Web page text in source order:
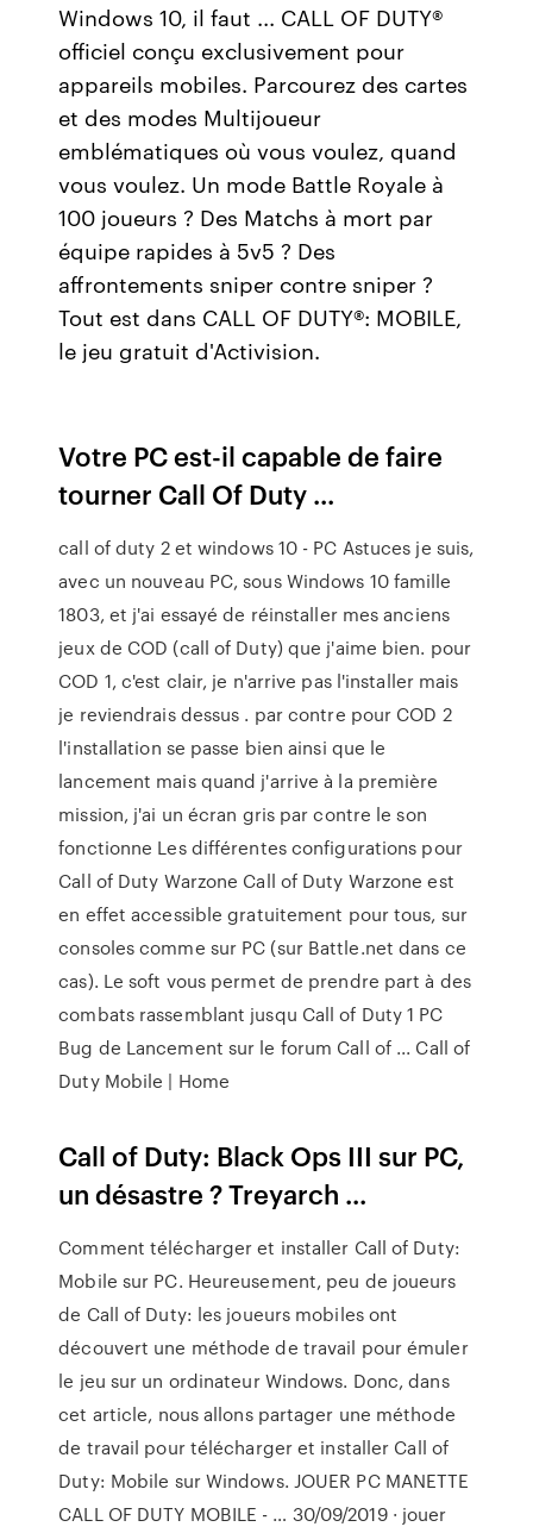
Windows 10, il faut ... CALL OF DUTY®
officiel conçu exclusivement pour
appareils mobiles. Parcourez des cartes
et des modes Multijoueur
emblématiques où vous voulez, quand
vous voulez. Un mode Battle Royale à
100 joueurs ? Des Matchs à mort par
équipe rapides à 5v5 ? Des
affrontements sniper contre sniper ?
Tout est dans CALL OF DUTY®: MOBILE,
le jeu gratuit d'Activision.
Votre PC est-il capable de faire
tourner Call Of Duty ...
call of duty 2 et windows 10 - PC Astuces je suis,
avec un nouveau PC, sous Windows 10 famille
1803, et j'ai essayé de réinstaller mes anciens
jeux de COD (call of Duty) que j'aime bien. pour
COD 1, c'est clair, je n'arrive pas l'installer mais
je reviendrais dessus . par contre pour COD 2
l'installation se passe bien ainsi que le
lancement mais quand j'arrive à la première
mission, j'ai un écran gris par contre le son
fonctionne Les différentes configurations pour
Call of Duty Warzone Call of Duty Warzone est
en effet accessible gratuitement pour tous, sur
consoles comme sur PC (sur Battle.net dans ce
cas). Le soft vous permet de prendre part à des
combats rassemblant jusqu Call of Duty 1 PC
Bug de Lancement sur le forum Call of ... Call of
Duty Mobile | Home
Call of Duty: Black Ops III sur PC,
un désastre ? Treyarch ...
Comment télécharger et installer Call of Duty:
Mobile sur PC. Heureusement, peu de joueurs
de Call of Duty: les joueurs mobiles ont
découvert une méthode de travail pour émuler
le jeu sur un ordinateur Windows. Donc, dans
cet article, nous allons partager une méthode
de travail pour télécharger et installer Call of
Duty: Mobile sur Windows. JOUER PC MANETTE
CALL OF DUTY MOBILE - … 30/09/2019 · jouer